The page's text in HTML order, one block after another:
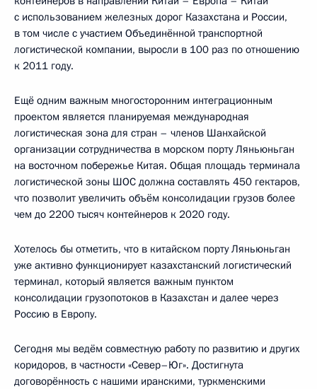
с использованием железных дорог Казахстана и России,
в том числе с участием Объединённой транспортной
логистической компании, выросли в 100 раз по отношению
к 2011 году.
Ещё одним важным многосторонним интеграционным
проектом является планируемая международная
логистическая зона для стран – членов Шанхайской
организации сотрудничества в морском порту Ляньюньган
на восточном побережье Китая. Общая площадь терминала
логистической зоны ШОС должна составлять 450 гектаров,
что позволит увеличить объём консолидации грузов более
чем до 2200 тысяч контейнеров к 2020 году.
Хотелось бы отметить, что в китайском порту Ляньюньган
уже активно функционирует казахстанский логистический
терминал, который является важным пунктом
консолидации грузопотоков в Казахстан и далее через
Россию в Европу.
Сегодня мы ведём совместную работу по развитию и других
коридоров, в частности «Север–Юг». Достигнута
договорённость с нашими иранскими, туркменскими